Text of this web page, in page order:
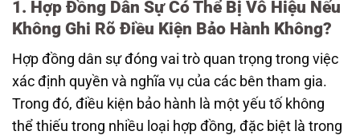
1. Hợp Đồng Dân Sự Có Thể Bị Vô Hiệu Nếu
Không Ghi Rõ Điều Kiện Bảo Hành Không?
Hợp đồng dân sự đóng vai trò quan trọng trong việc
xác định quyền và nghĩa vụ của các bên tham gia.
Trong đó, điều kiện bảo hành là một yếu tố không
thể thiếu trong nhiều loại hợp đồng, đặc biệt là trong